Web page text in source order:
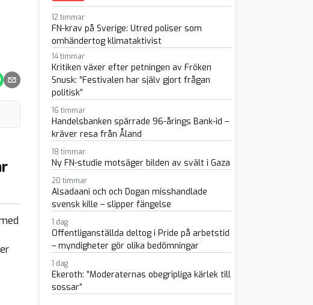
på Whatsapp
Dela via e-post
12 timmar
FN-krav på Sverige: Utred poliser som
omhändertog klimataktivist
14 timmar
Kritiken växer efter petningen av Fröken
Snusk: ”Festivalen har själv gjort frågan
politisk”
16 timmar
Handelsbanken spärrade 96-årings Bank-id –
kräver resa från Åland
18 timmar
Ny FN-studie motsäger bilden av svält i Gaza
20 timmar
Alsadaani och och Dogan misshandlade
svensk kille – slipper fängelse
1 dag
Offentliganställda deltog i Pride på arbetstid
– myndigheter gör olika bedömningar
1 dag
Ekeroth: ”Moderaternas obegripliga kärlek till
sossar”